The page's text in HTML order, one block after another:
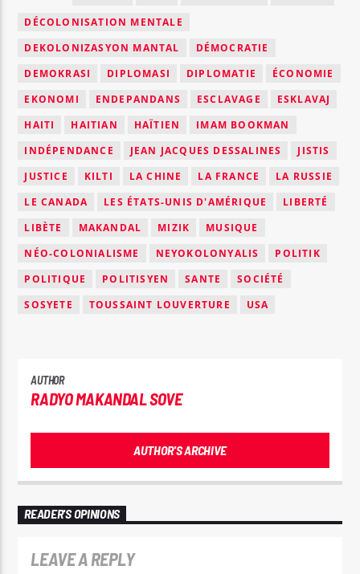
DÉCOLONISATION MENTALE
DEKOLONIZASYON MANTAL
DÉMOCRATIE
DEMOKRASI
DIPLOMASI DIPLOMATIE
ÉCONOMIE
EKONOMI
ENDEPANDANS ESCLAVAGE
ESKLAVAJ
HAITI
HAITIAN HAÏTIEN
IMAM BOOKMAN
INDÉPENDANCE
JEAN JACQUES DESSALINES
JISTIS
JUSTICE
KILTI LA CHINE LA FRANCE
LA RUSSIE
LE CANADA
LES ÉTATS-UNIS D'AMÉRIQUE
LIBERTÉ
LIBÈTE
MAKANDAL MIZIK
MUSIQUE
NÉO-COLONIALISME
NEYOKOLONYALIS
POLITIK
POLITIQUE
POLITISYEN SANTE
SOCIÉTÉ
SOSYETE
TOUSSAINT LOUVERTURE USA
AUTHOR
RADYO MAKANDAL SOVE
AUTHOR'S ARCHIVE
READER'S OPINIONS
LEAVE A REPLY